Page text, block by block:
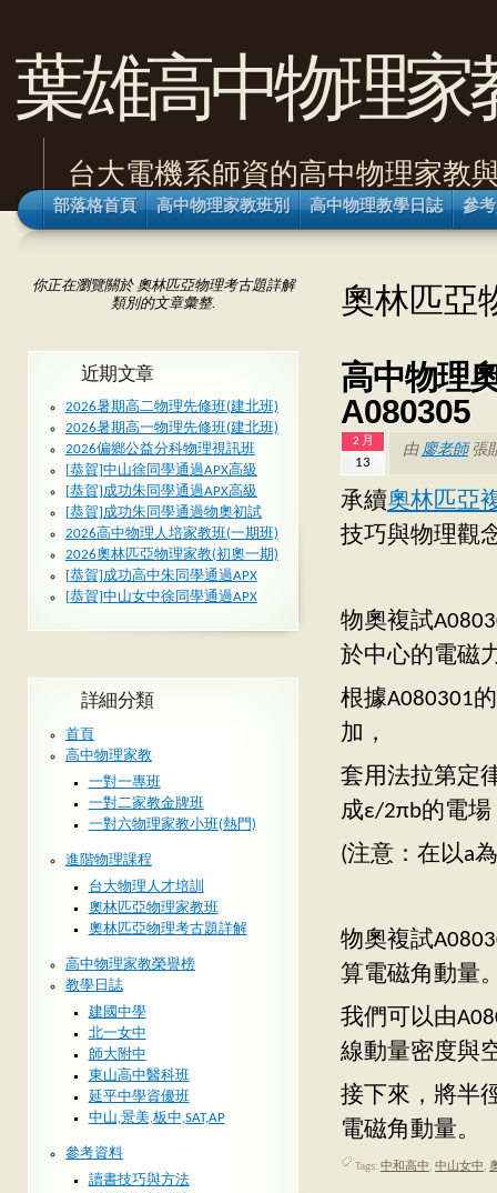
葉雄高中物理家
台大電機系師資的高中物理家教
部落格首頁 高中物理家教班別 高中物理教學日誌 參
奧林匹亞
高中物理
A080305
2 月
13
由廖老師張
承續奧林匹亞
技巧與物理觀
物奧複試
於中心的電磁
根據A080301
加，
套用法拉第定
成ε/2πb的電
(注意：在以a
物奧複試
算電磁角動量
我們可以由
線動量密度與
接下來，將半
電磁角動量。
Tags: 中和高中, 中山女中,
你正在瀏覽關於 奧林匹亞物理考古題詳解
類別的文章彙整.
近期文章
2026暑期高二物理先修班(建北班)
2026暑期高一物理先修班(建北班)
2026偏鄉公益分科物理視訊班
[恭賀]中山徐同學通過APX高級
[恭賀]成功朱同學通過APX高級
[恭賀]成功朱同學通過物奧初試
2026高中物理人培家教班(一期班)
2026奧林匹亞物理家教(初奧一期)
[恭賀]成功高中朱同學通過APX
[恭賀]中山女中徐同學通過APX
詳細分類
首頁
高中物理家教
一對一專班
一對二家教金牌班
一對六物理家教小班(熱門)
進階物理課程
台大物理人才培訓
奧林匹亞物理家教班
奧林匹亞物理考古題詳解
高中物理家教榮譽榜
教學日誌
建國中學
北一女中
師大附中
東山高中醫科班
延平中學資優班
中山,景美,板中,SAT,AP
參考資料
讀書技巧與方法